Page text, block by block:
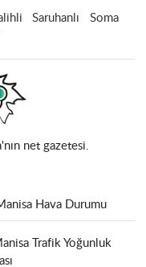
Saruhanlı
Soma
net gazetesi.
Hava Durumu
Trafik Yoğunluk